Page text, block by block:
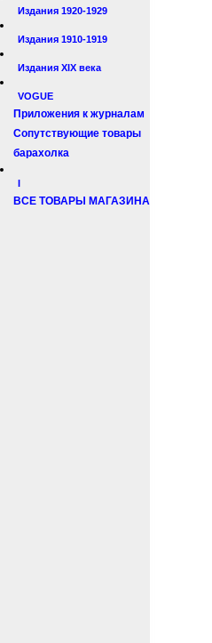
Издания 1920-1929
Издания 1910-1919
Издания XIX века
VOGUE
Приложения к журналам
Сопутствующие товары
барахолка
I
ВСЕ ТОВАРЫ МАГАЗИНА